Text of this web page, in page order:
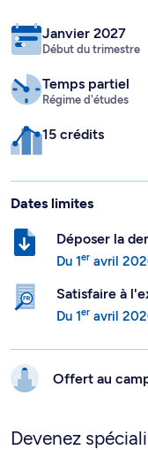
Janvier 2027
Début du trimestre
Temps partiel
Régime d'études
15 crédits
Dates limites
Déposer la
Du 1er avril
Satisfaire à
Du 1er avril
Offert au
Devenez